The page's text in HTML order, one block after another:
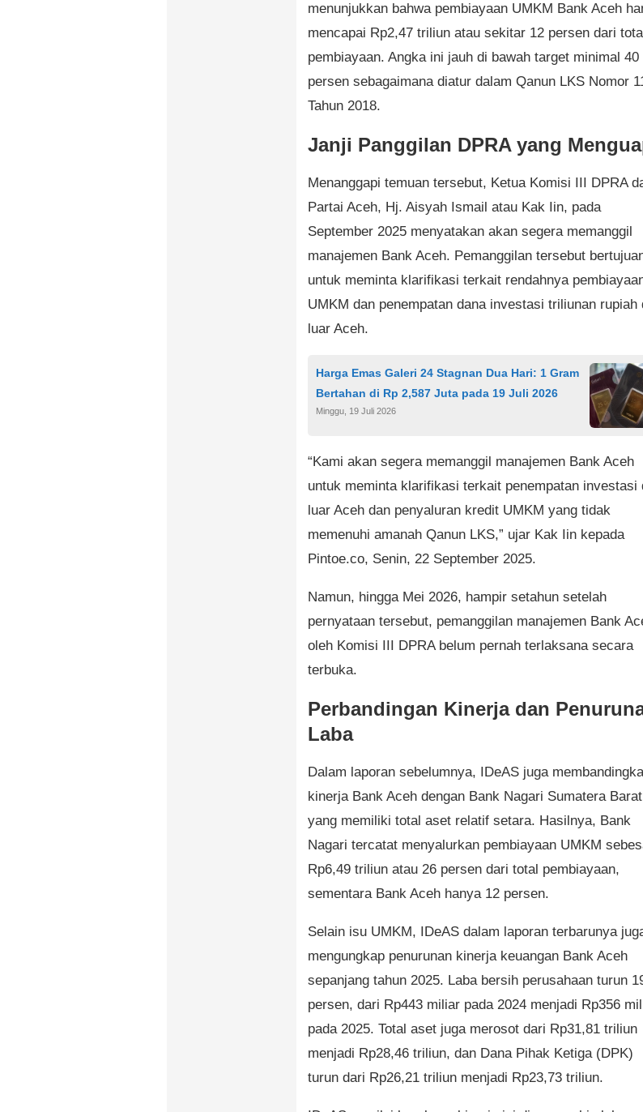
menunjukkan bahwa pembiayaan UMKM Bank Aceh
mencapai Rp2,47 triliun atau sekitar 12 persen dari total
pembiayaan. Angka ini jauh di bawah target minimal 40
persen sebagaimana diatur dalam Qanun LKS Nomor
Tahun 2018.
Janji Panggilan DPRA yang
Menanggapi temuan tersebut, Ketua Komisi III DPRA
Partai Aceh, Hj. Aisyah Ismail atau Kak Iin, pada
September 2025 menyatakan akan segera memanggil
manajemen Bank Aceh. Pemanggilan tersebut
untuk meminta klarifikasi terkait rendahnya
UMKM dan penempatan dana investasi triliunan rupiah
luar Aceh.
Harga Emas Galeri 24 Stagnan Dua Hari: 1 Gram
Bertahan di Rp 2,587 Juta pada 19 Juli 2026
Minggu, 19 Juli 2026
“Kami akan segera memanggil manajemen Bank Aceh
untuk meminta klarifikasi terkait penempatan investasi
luar Aceh dan penyaluran kredit UMKM yang tidak
memenuhi amanah Qanun LKS,” ujar Kak Iin kepada
Pintoe.co, Senin, 22 September 2025.
Namun, hingga Mei 2026, hampir setahun setelah
pernyataan tersebut, pemanggilan manajemen Bank
oleh Komisi III DPRA belum pernah terlaksana secara
terbuka.
Perbandingan Kinerja dan
Laba
Dalam laporan sebelumnya, IDeAS juga
kinerja Bank Aceh dengan Bank Nagari Sumatera
yang memiliki total aset relatif setara. Hasilnya, Bank
Nagari tercatat menyalurkan pembiayaan UMKM
Rp6,49 triliun atau 26 persen dari total pembiayaan,
sementara Bank Aceh hanya 12 persen.
Selain isu UMKM, IDeAS dalam laporan terbarunya
mengungkap penurunan kinerja keuangan Bank Aceh
sepanjang tahun 2025. Laba bersih perusahaan turun
persen, dari Rp443 miliar pada 2024 menjadi Rp356
pada 2025. Total aset juga merosot dari Rp31,81 triliun
menjadi Rp28,46 triliun, dan Dana Pihak Ketiga (DPK)
turun dari Rp26,21 triliun menjadi Rp23,73 triliun.